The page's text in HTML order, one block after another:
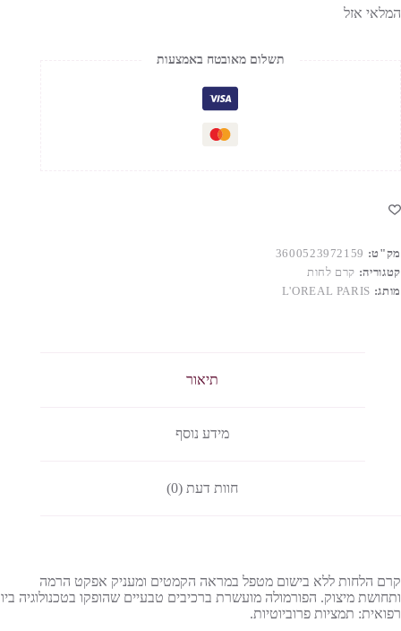
המלאי אזל
תשלום מאובטח באמצעות
מק"ט: 3600523972159
קטגוריה: קרם לחות
מותג: L'OREAL PARIS
תיאור
מידע נוסף
חוות דעת (0)
קרם הלחות ללא בישום מטפל במראה הקמטים ומעניק אפקט הרמה
ותחושת מיצוק. הפורמולה מועשרת ברכיבים טבעיים שהופקו בטכנולוגיה ביו
רפואית: תמציות פרוביוטיות.